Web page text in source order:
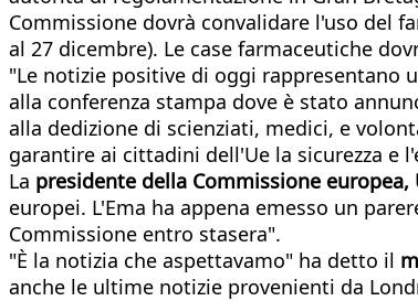
Commissione dovrà convalidare l'uso del
al 27 dicembre). Le case farmaceutiche
"Le notizie positive di oggi rappresentano
alla conferenza stampa dove è stato
alla dedizione di scienziati, medici, e
garantire ai cittadini dell'Ue la sicurezza e
La presidente della Commissione europea,
europei. L'Ema ha appena emesso un
Commissione entro stasera".
"È la notizia che aspettavamo" ha detto il
anche le ultime notizie provenienti da